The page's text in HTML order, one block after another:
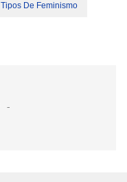
Tipos De Feminismo